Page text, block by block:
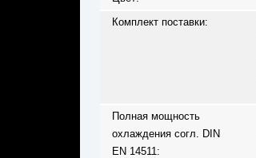
Комплект поставки:
Полная мощность
охлаждения согл. DIN
EN 14511: